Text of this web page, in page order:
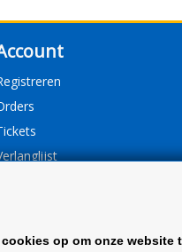
op om onze website